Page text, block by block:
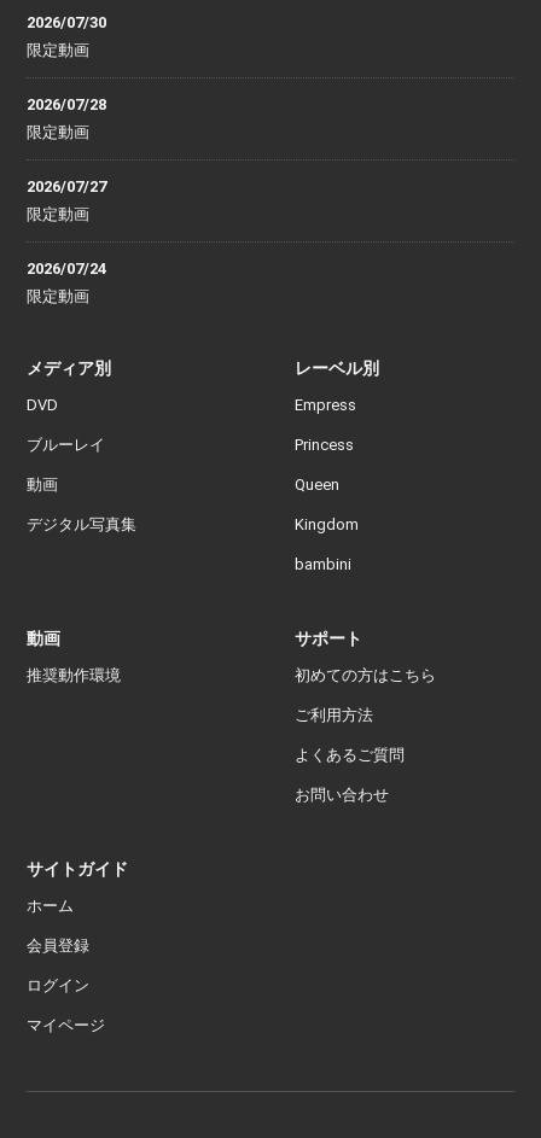
2026/07/30
限定動画
2026/07/28
限定動画
2026/07/27
限定動画
2026/07/24
限定動画
メディア別
DVD
ブルーレイ
動画
デジタル写真集
レーベル別
Empress
Princess
Queen
Kingdom
bambini
動画
推奨動作環境
サポート
初めての方はこちら
ご利用方法
よくあるご質問
お問い合わせ
サイトガイド
ホーム
会員登録
ログイン
マイページ